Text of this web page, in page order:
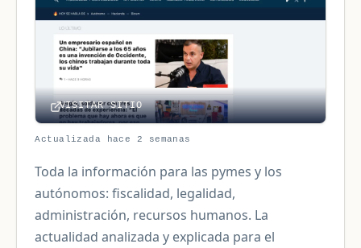
VISITAR SITIO
Actualizada hace 2 semanas
Toda la información para las pymes y los
autónomos: fiscalidad, legalidad,
administración, recursos humanos. La
actualidad analizada y explicada para el